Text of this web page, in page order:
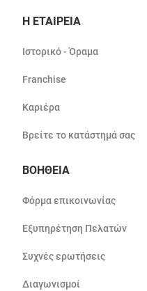
Η ΕΤΑΙΡΕΙΑ
Ιστορικό - Όραμα
Franchise
Καριέρα
Βρείτε το κατάστημά σας
ΒΟΗΘΕΙΑ
Φόρμα επικοινωνίας
Εξυπηρέτηση Πελατών
Συχνές ερωτήσεις
Διαγωνισμοί